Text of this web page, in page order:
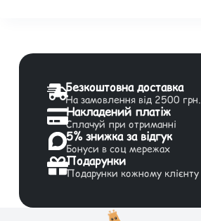
Безкоштовна доставка
На замовлення від 2500 грн.
Накладений платіж
Сплачуй при отриманні
5% знижка за відгук
Бонуси в соц мережах
Подарунки
Подарунки кожному клієнту